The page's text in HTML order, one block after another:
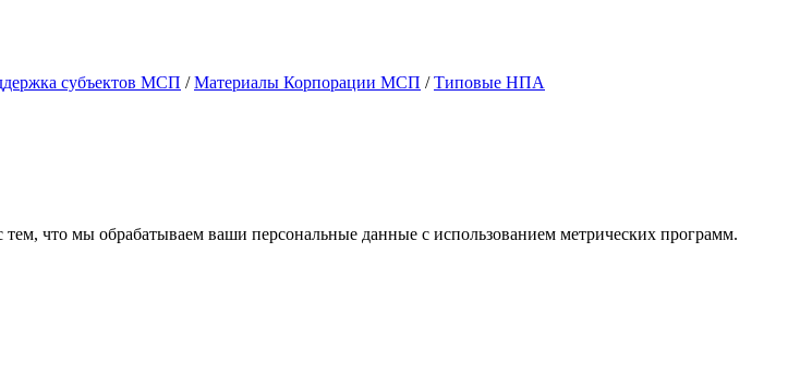
субъектов МСП /Материалы Корпорации МСП /Типовые НПА
что мы обрабатываем ваши персональные данные с использованием метрических программ.